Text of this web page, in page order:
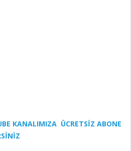
KANALIMIZA ÜCRETSİZ ABONE